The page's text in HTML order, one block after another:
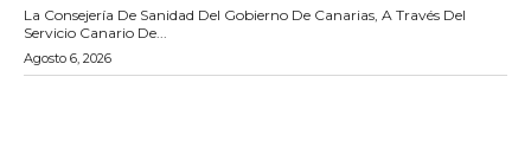
La Consejería De Sanidad Del Gobierno De Canarias, A Través Del
Servicio Canario De...
Agosto 6, 2026